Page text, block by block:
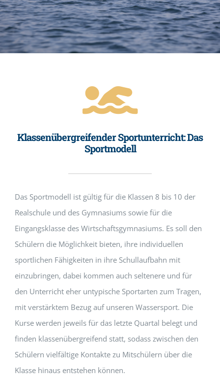
Klassenübergreifender Sportunterricht: Das
Sportmodell
Das Sportmodell ist gültig für die Klassen 8 bis 10 der
Realschule und des Gymnasiums sowie für die
Eingangsklasse des Wirtschaftsgymnasiums. Es soll den
Schülern die Möglichkeit bieten, ihre individuellen
sportlichen Fähigkeiten in ihre Schullaufbahn mit
einzubringen, dabei kommen auch seltenere und für
den Unterricht eher untypische Sportarten zum Tragen,
mit verstärktem Bezug auf unseren Wassersport. Die
Kurse werden jeweils für das letzte Quartal belegt und
finden klassenübergreifend statt, sodass zwischen den
Schülern vielfältige Kontakte zu Mitschülern über die
Klasse hinaus entstehen können.